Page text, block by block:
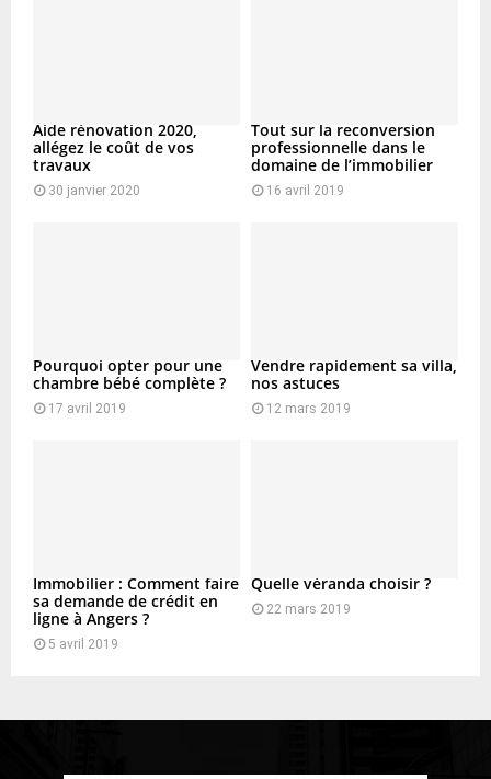
Aide rénovation 2020,
allégez le coût de vos
travaux
30 janvier 2020
Tout sur la reconversion
professionnelle dans le
domaine de l’immobilier
16 avril 2019
Pourquoi opter pour une
chambre bébé complète ?
17 avril 2019
Vendre rapidement sa villa,
nos astuces
12 mars 2019
Immobilier : Comment faire
sa demande de crédit en
ligne à Angers ?
5 avril 2019
Quelle véranda choisir ?
22 mars 2019